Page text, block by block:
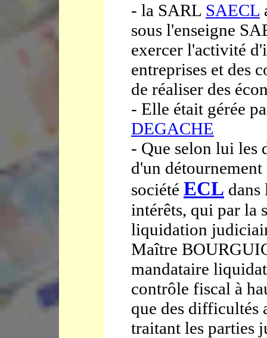
- la SARL SAECL
sous l'enseigne
exercer l'activité
entreprises et des
de réaliser des
- Elle était gérée
DEGACHE
- Que selon lui
d'un
société ECL dans
intérêts, qui par la
liquidation
Maître
mandataire
contrôle fiscal à
que des difficultés
traitant les parties